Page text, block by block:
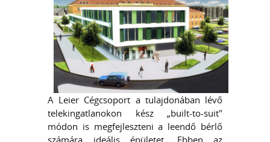
A Leier Cégcsoport a tulajdonában lévő
telekingatlanokon kész „built-to-suit"
módon is megfejleszteni a leendő bérlő
számára ideális épületet. Ebben az